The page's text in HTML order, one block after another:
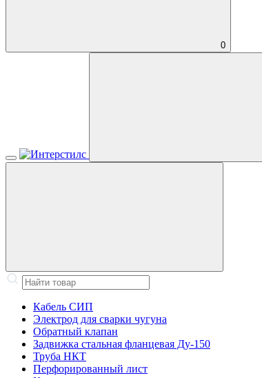
0
Кабель СИП
Электрод для сварки чугуна
Обратный клапан
Задвижка стальная фланцевая Ду-150
Труба НКТ
Перфорированный лист